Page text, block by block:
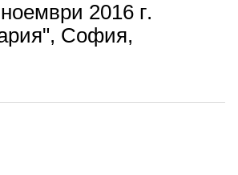
2016 г.
София,